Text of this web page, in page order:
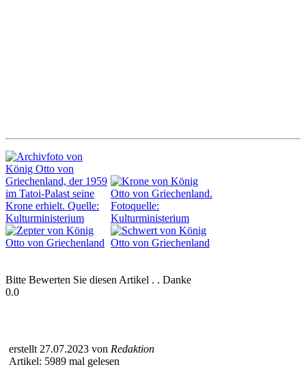
Bitte Bewerten Sie diesen Artikel . . Danke
0.0
erstellt 27.07.2023 von Redaktion
Artikel: 5989 mal gelesen